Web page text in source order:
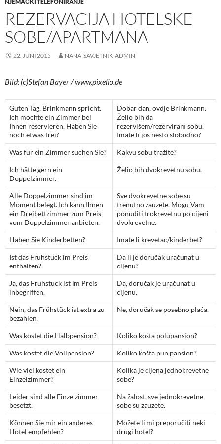
NJEMAČKI TELEFONIRANJE
REZERVACIJA HOTELSKE
SOBE/APARTMANA
22. JUNI 2015 NANA-SAVJETNIK-ADMIN
Bild: (c)Stefan Bayer / www.pixelio.de
Guten Tag, Brinkmann spricht.
Ich möchte ein Zimmer bei
Ihnen reservieren. Haben Sie
noch etwas frei?
Dobar dan, ovdje Brinkmann.
Želio bih da
rezervišem/rezerviram sobu.
Imate li još nešto slobodno?
Was für ein Zimmer suchen Sie? Kakvu sobu tražite?
Ich hätte gern ein
Doppelzimmer.
Želio bih dvokrevetnu sobu.
Alle Doppelzimmer sind im
Moment belegt. Ich kann Ihnen
ein Dreibettzimmer zum Preis
vom Doppelzimmer anbieten.
Sve dvokrevetne sobe su
trenutno zauzete. Mogu Vam
ponuditi trokrevetnu po cijeni
dvokrevetne.
Haben Sie Kinderbetten? Imate li krevetac/kinderbet?
Ist das Frühstück im Preis
enthalten?
Da li je doručak uračunat u
cijenu?
Ja, das Frühstück ist im Preis
inbegriffen.
Da, doručak je uračunat u
cijenu.
Nein, das Frühstück ist extra zu
bezahlen.
Ne, doručak se posebno plaća.
Was kostet die Halbpension? Koliko košta polupansion?
Was kostet die Vollpension? Koliko košta pun pansion?
Wie viel kostet ein
Einzelzimmer?
Kolika je cijena jednokrevetne
sobe?
Leider sind alle Einzelzimmer
besetzt.
Na žalost, sve jednokrevetne
sobe su zauzete.
Können Sie mir ein anderes
Hotel empfehlen?
Možete li mi preporučiti neki
drugi hotel?